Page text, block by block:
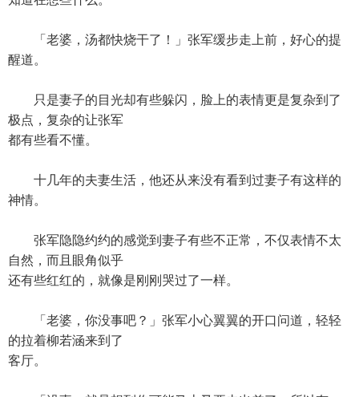
「老婆，汤都快烧干了！」张军缓步走上前，好心的提
醒道。
只是妻子的目光却有些躲闪，脸上的表情更是复杂到了
极点，复杂的让张军
都有些看不懂。
十几年的夫妻生活，他还从来没有看到过妻子有这样的
神情。
张军隐隐约约的感觉到妻子有些不正常，不仅表情不太
自然，而且眼角似乎
还有些红红的，就像是刚刚哭过了一样。
「老婆，你没事吧？」张军小心翼翼的开口问道，轻轻
的拉着柳若涵来到了
客厅。